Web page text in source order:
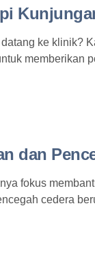
ke klinik?
memberikan
dan
fokus
cedera